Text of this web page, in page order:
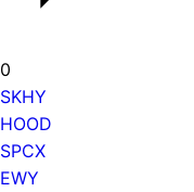
0
SKHY
HOOD
SPCX
EWY